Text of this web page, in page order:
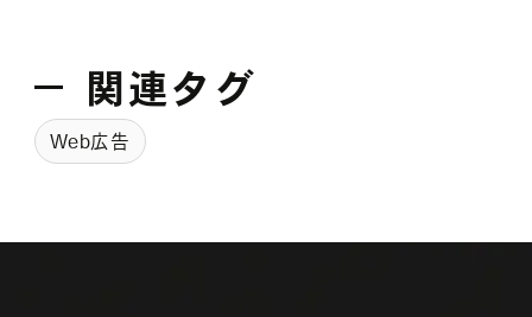
関連タグ
Web広告